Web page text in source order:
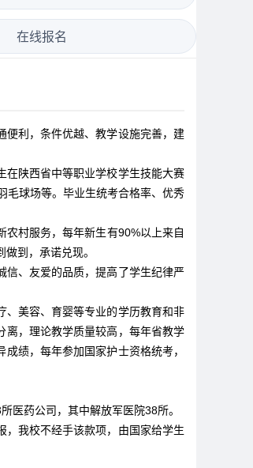
在线报名
利，条件优越、教学设施完善，建
在陕西省中等职业学校学生技能大赛
毛球场等。毕业生统考合格率、优秀
村服务，每年新生有90%以上来自
到，承诺兑现。
信、友爱的品质，提高了学生纪律严
、美容、育婴等专业的学历教育和非
离，理论教学质量较高，每年省教学
绩，每年参加国家护士资格统考，
医药公司，其中解放军医院38所。
我校不经手该款项，由国家给学生